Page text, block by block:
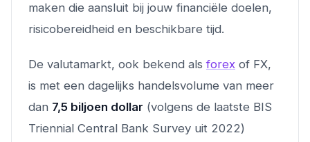
maken die aansluit bij jouw financiële doelen,
risicobereidheid en beschikbare tijd.
De valutamarkt, ook bekend alsforex of FX,
is met een dagelijks handelsvolume van meer
dan 7,5 biljoen dollar (volgens de laatste BIS
Triennial Central Bank Survey uit 2022)